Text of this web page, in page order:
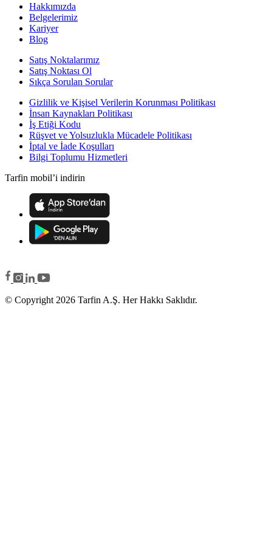
Hakkımızda
Belgelerimiz
Kariyer
Blog
Satış Noktalarımız
Satış Noktası Ol
Sıkça Sorulan Sorular
Gizlilik ve Kişisel Verilerin Korunması Politikası
İnsan Kaynakları Politikası
İş Etiği Kodu
Rüşvet ve Yolsuzlukla Mücadele Politikası
İptal ve İade Koşulları
Bilgi Toplumu Hizmetleri
Tarfin mobil’i indirin
© Copyright 2026 Tarfin A.Ş. Her Hakkı Saklıdır.